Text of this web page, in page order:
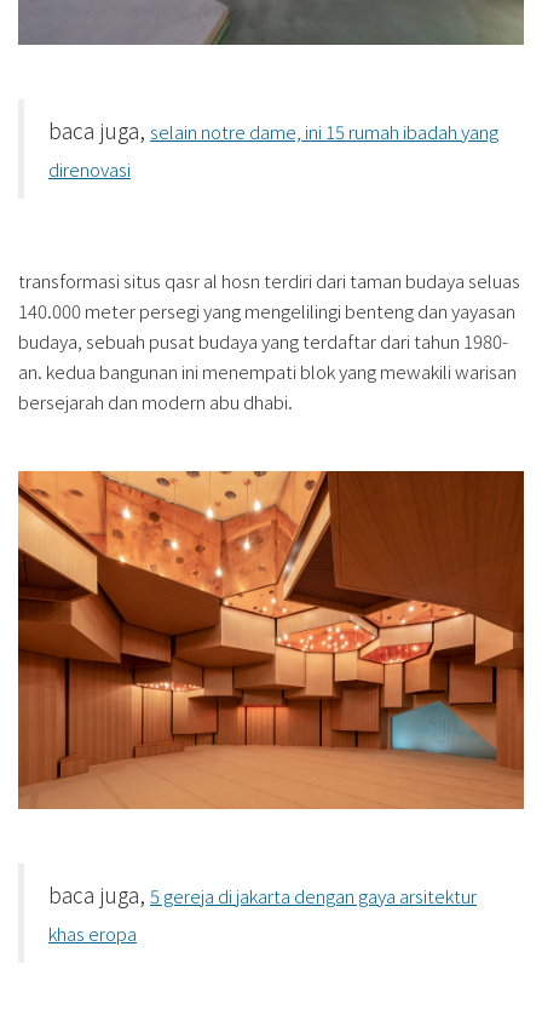
baca juga, selain notre dame, ini 15 rumah ibadah yang
direnovasi
transformasi situs qasr al hosn terdiri dari taman budaya seluas
140.000 meter persegi yang mengelilingi benteng dan yayasan
budaya, sebuah pusat budaya yang terdaftar dari tahun 1980-
an. kedua bangunan ini menempati blok yang mewakili warisan
bersejarah dan modern abu dhabi.
baca juga, 5 gereja di jakarta dengan gaya arsitektur
khas eropa